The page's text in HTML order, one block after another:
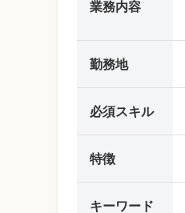
業務内容
勤務地
必須スキル
特徴
キーワード